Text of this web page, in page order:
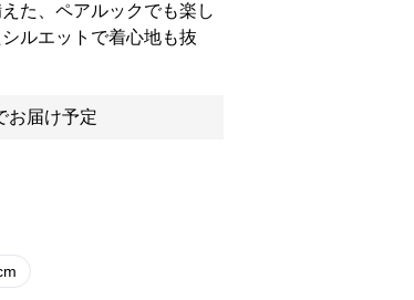
た、ペアルックでも楽し
ルエットで着心地も抜
お届け予定